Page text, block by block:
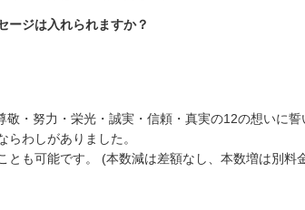
ージは入れられますか？
・努力・栄光・誠実・信頼・真実の12の想いに誓
わしがありました。
も可能です。 (本数減は差額なし、本数増は別料